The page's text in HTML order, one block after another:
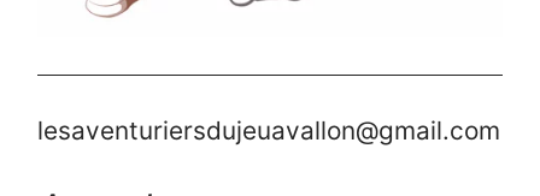
lesaventuriersdujeuavallon@gmail.com